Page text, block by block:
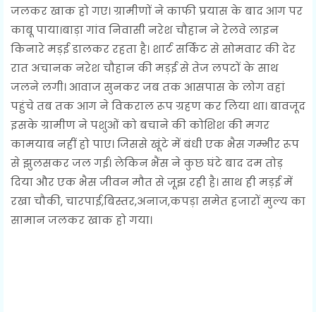
जलकर खाक हो गए। ग्रामीणों ने काफी प्रयास के बाद आग पर
काबू पाया।बाड़ा गांव निवासी नरेश चौहान ने रेलवे लाइन
किनारे मड़ई डालकर रहता है। शार्ट सर्किट से सोमवार की देर
रात अचानक नरेश चौहान की मड़ई से तेज लपटों के साथ
जलने लगी। आवाज सुनकर जब तक आसपास के लोग वहां
पहुंचे तब तक आग ने विकराल रूप ग्रहण कर लिया था। बावजूद
इसके ग्रामीण ने पशुओं को बचाने की कोशिश की मगर
कामयाब नहीं हो पाए। जिससे खूंटे में बंधी एक भैस गम्भीर रूप
से झुलसकर जल गई। लेकिन भैंस ने कुछ घंटे बाद दम तोड़
दिया और एक भैस जीवन मौत से जूझ रही है। साथ ही मड़ई में
रखा चौकी, चारपाई,बिस्तर,अनाज,कपड़ा समेत हजारों मुल्य का
सामान जलकर खाक हो गया।